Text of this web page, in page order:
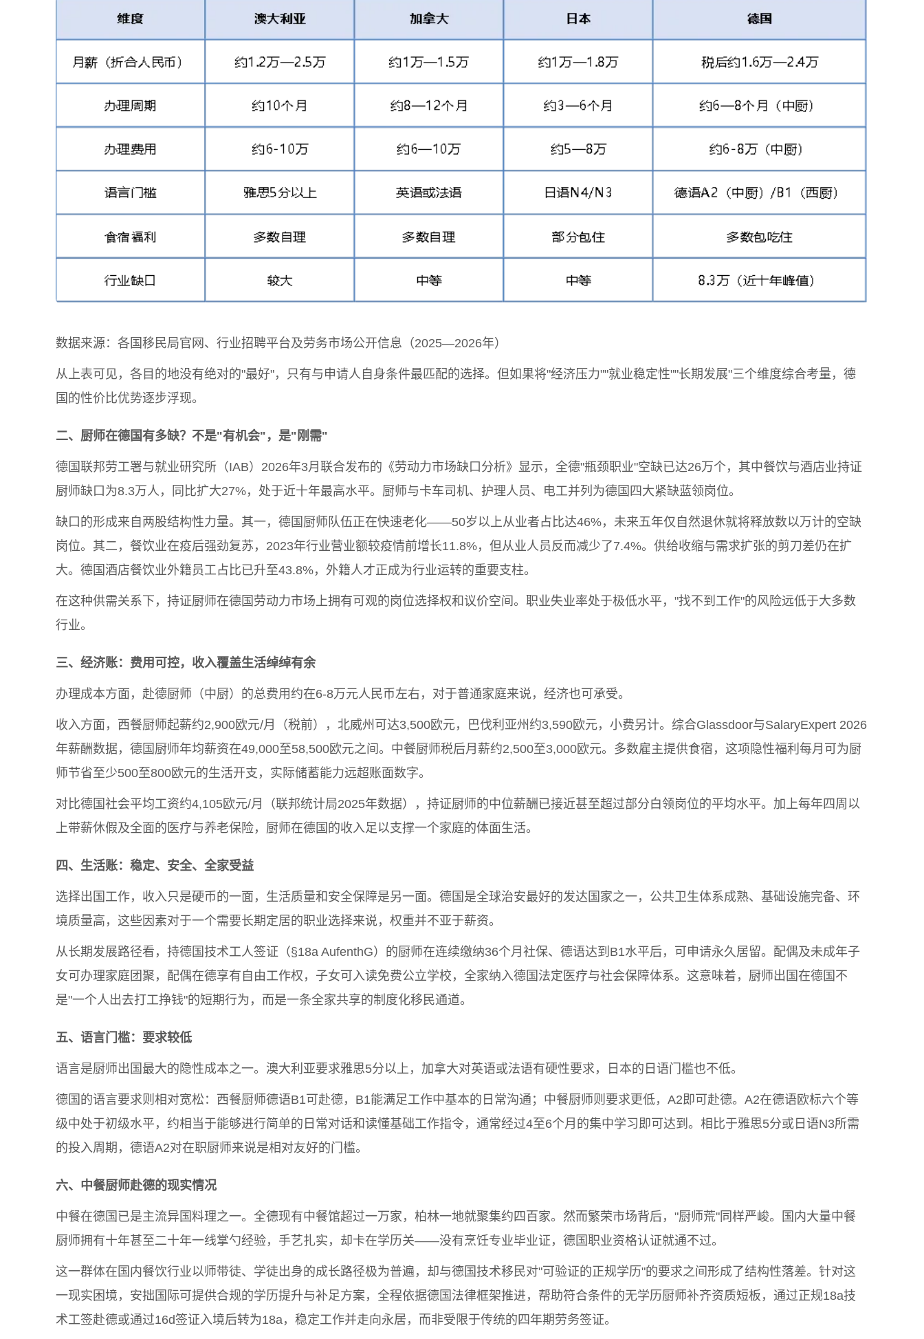
数据来源：各国移民局官网、行业招聘平台及劳务市场公开信息（2025—2026年）
从上表可见，各目的地没有绝对的"最好"，只有与申请人自身条件最匹配的选择。但如果将"经济压力""就业稳定性""长期发展"三个维度综合考量，德
国的性价比优势逐步浮现。
二、厨师在德国有多缺？ 不是"有机会"，是"刚需"
德国联邦劳工署与就业研究所（IAB）2026年3月联合发布的《劳动力市场缺口分析》显示，全德"瓶颈职业"空缺已达26万个，其中餐饮与酒店业持证
厨师缺口为8.3万人，同比扩大27%，处于近十年最高水平。厨师与卡车司机、护理人员、电工并列为德国四大紧缺蓝领岗位。
缺口的形成来自两股结构性力量。其一，德国厨师队伍正在快速老化——50岁以上从业者占比达46%，未来五年仅自然退休就将释放数以万计的空缺
岗位。其二，餐饮业在疫后强劲复苏，2023年行业营业额较疫情前增长11.8%，但从业人员反而减少了7.4%。供给收缩与需求扩张的剪刀差仍在扩
大。德国酒店餐饮业外籍员工占比已升至43.8%，外籍人才正成为行业运转的重要支柱。
在这种供需关系下，持证厨师在德国劳动力市场上拥有可观的岗位选择权和议价空间。职业失业率处于极低水平，"找不到工作"的风险远低于大多数
行业。
三、经济账：费用可控，收入覆盖生活绰绰有余
办理成本方面，赴德厨师（中厨）的总费用约在6-8万元人民币左右，对于普通家庭来说，经济也可承受。
收入方面，西餐厨师起薪约2,900欧元/月（税前），北威州可达3,500欧元，巴伐利亚州约3,590欧元，小费另计。综合Glassdoor与SalaryExpert 2026
年薪酬数据，德国厨师年均薪资在49,000至58,500欧元之间。中餐厨师税后月薪约2,500至3,000欧元。多数雇主提供食宿，这项隐性福利每月可为厨
师节省至少500至800欧元的生活开支，实际储蓄能力远超账面数字。
对比德国社会平均工资约4,105欧元/月（联邦统计局2025年数据），持证厨师的中位薪酬已接近甚至超过部分白领岗位的平均水平。加上每年四周以
上带薪休假及全面的医疗与养老保险，厨师在德国的收入足以支撑一个家庭的体面生活。
四、生活账：稳定、安全、全家受益
选择出国工作，收入只是硬币的一面，生活质量和安全保障是另一面。德国是全球治安最好的发达国家之一，公共卫生体系成熟、基础设施完备、环
境质量高，这些因素对于一个需要长期定居的职业选择来说，权重并不亚于薪资。
从长期发展路径看，持德国技术工人签证（§18a AufenthG）的厨师在连续缴纳36个月社保、德语达到B1水平后，可申请永久居留。配偶及未成年子
女可办理家庭团聚，配偶在德享有自由工作权，子女可入读免费公立学校，全家纳入德国法定医疗与社会保障体系。这意味着，厨师出国在德国不
是"一个人出去打工挣钱"的短期行为，而是一条全家共享的制度化移民通道。
五、语言门槛： 要求较低
语言是厨师出国最大的隐性成本之一。澳大利亚要求雅思5分以上，加拿大对英语或法语有硬性要求，日本的日语门槛也不低。
德国的语言要求则相对宽松：西餐厨师德语B1可赴德，B1能满足工作中基本的日常沟通；中餐厨师则要求更低，A2即可赴德。A2在德语欧标六个等
级中处于初级水平，约相当于能够进行简单的日常对话和读懂基础工作指令，通常经过4至6个月的集中学习即可达到。相比于雅思5分或日语N3所需
的投入周期，德语A2对在职厨师来说是相对友好的门槛。
六、中餐厨师赴德的现实情况
中餐在德国已是主流异国料理之一。全德现有中餐馆超过一万家，柏林一地就聚集约四百家。然而繁荣市场背后，"厨师荒"同样严峻。国内大量中餐
厨师拥有十年甚至二十年一线掌勺经验，手艺扎实，却卡在学历关——没有烹饪专业毕业证，德国职业资格认证就通不过。
这一群体在国内餐饮行业以师带徒、学徒出身的成长路径极为普遍，却与德国技术移民对"可验证的正规学历"的要求之间形成了结构性落差。针对这
一现实困境，安拙国际可提供合规的学历提升与补足方案，全程依据德国法律框架推进，帮助符合条件的无学历厨师补齐资质短板，通过正规18a技
术工签赴德或通过16d签证入境后转为18a，稳定工作并走向永居，而非受限于传统的四年期劳务签证。
联系我们